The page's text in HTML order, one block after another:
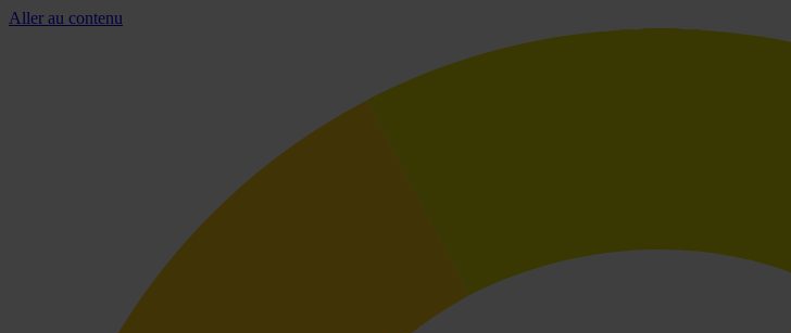
Aller au contenu